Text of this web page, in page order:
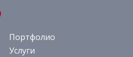
Портфолио
Услуги